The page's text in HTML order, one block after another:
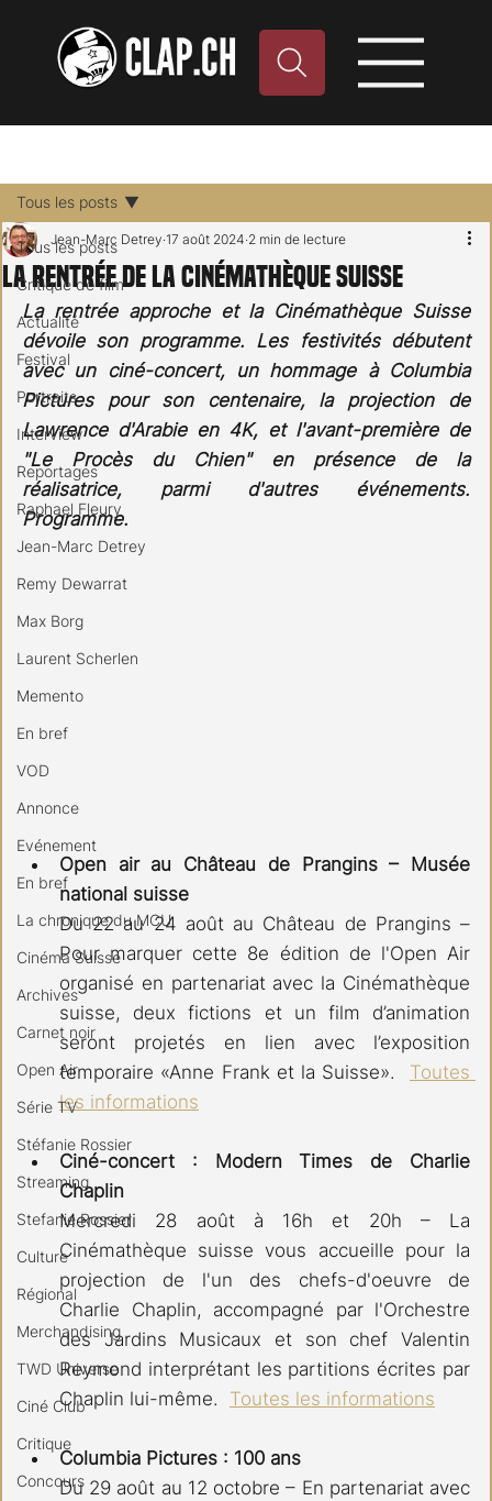
Tous les posts
Critique de film
Actualité
Festival
Portraits
Interview
Reportages
Raphael Fleury
Jean-Marc Detrey
Remy Dewarrat
Max Borg
Laurent Scherlen
Memento
En bref
VOD
Annonce
Evénement
En bref
La chronique du MCU
Cinéma Suisse
Archives
Carnet noir
Open Air
Série TV
Stéfanie Rossier
Streaming
Stefanie Rossier
Culture
Régional
Merchandising
TWD Universe
Ciné Club
Critique
Concours
Tous les posts
La rentrée de la Cinémathèque Suisse
Jean-Marc Detrey 17 août 2024 2 min de lecture
La rentrée approche et la Cinémathèque Suisse
dévoile son programme. Les festivités débutent
avec un ciné-concert, un hommage à Columbia
Pictures pour son centenaire, la projection de
Lawrence d'Arabie en 4K, et l'avant-première de
"Le Procès du Chien" en présence de la
réalisatrice, parmi d'autres événements.
Programme.
Open air au Château de Prangins – Musée
national suisse
Du 22 au 24 août au Château de Prangins –
Pour marquer cette 8e édition de l'Open Air
organisé en partenariat avec la Cinémathèque
suisse, deux fictions et un film d’animation
seront projetés en lien avec l’exposition
temporaire «Anne Frank et la Suisse». Toutes
les informations
Ciné-concert : Modern Times de Charlie
Chaplin
Mercredi 28 août à 16h et 20h – La
Cinémathèque suisse vous accueille pour la
projection de l'un des chefs-d'oeuvre de
Charlie Chaplin, accompagné par l'Orchestre
des Jardins Musicaux et son chef Valentin
Reymond interprétant les partitions écrites par
Chaplin lui-même. Toutes les informations
Columbia Pictures : 100 ans
Du 29 août au 12 octobre – En partenariat avec